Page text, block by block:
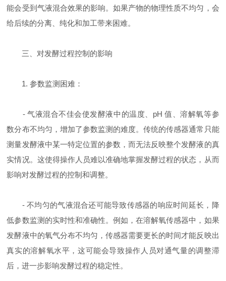
能会受到气液混合效果的影响。如果产物的物理性质不均匀，会
给后续的分离、纯化和加工带来困难。
三、对发酵过程控制的影响
1. 参数监测困难：
- 气液混合不佳会使发酵液中的温度、pH 值、溶解氧等参
数分布不均匀，增加了参数监测的难度。传统的传感器通常只能
测量发酵液中某一特定位置的参数，而无法反映整个发酵液的真
实情况。这使得操作人员难以准确地掌握发酵过程的状态，从而
影响对发酵过程的控制和调整。
- 不均匀的气液混合还可能导致传感器的响应时间延长，降
低参数监测的实时性和准确性。例如，在溶解氧传感器中，如果
发酵液中的氧气分布不均匀，传感器需要更长的时间才能反映出
真实的溶解氧水平，这可能会导致操作人员对通气量的调整滞
后，进一步影响发酵过程的稳定性。